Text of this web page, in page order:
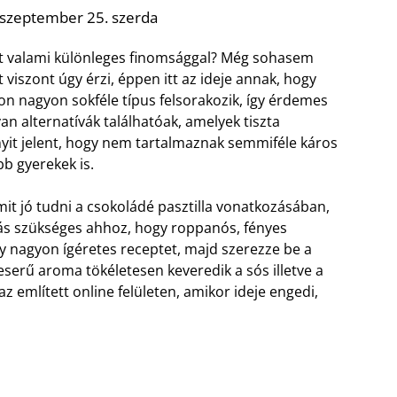
25. szerda
különleges finomsággal? Még sohasem
viszont úgy érzi, éppen itt az ideje annak, hogy
nagyon sokféle típus felsorakozik, így érdemes
alternatívák találhatóak, amelyek tiszta
jelent, hogy nem tartalmaznak semmiféle káros
gyerekek is.
jó tudni a csokoládé pasztilla vonatkozásában,
szükséges ahhoz, hogy roppanós, fényes
nagyon ígéretes receptet, majd szerezze be a
aroma tökéletesen keveredik a sós illetve a
említett online felületen, amikor ideje engedi,